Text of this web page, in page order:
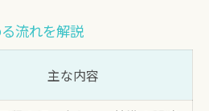
家族で話し合うべき理由
る遺品整理士の探し方
避けるための堺市ポイント
流れを解説
主な内容